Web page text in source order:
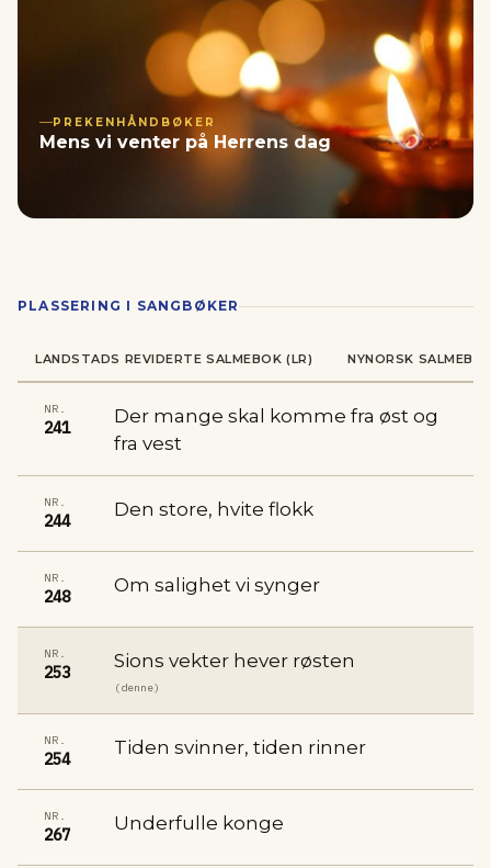
PREKENHÅNDBØKER
Mens vi venter på Herrens dag
PLASSERING I SANGBØKER
LANDSTADS REVIDERTE SALMEBOK (LR) NYNORSK
NR.
241
Der mange skal komme fra øst og
fra vest
NR.
244
Den store, hvite flokk
NR.
248
Om salighet vi synger
NR.
253
Sions vekter hever røsten
(denne)
NR.
254
Tiden svinner, tiden rinner
NR.
267
Underfulle konge